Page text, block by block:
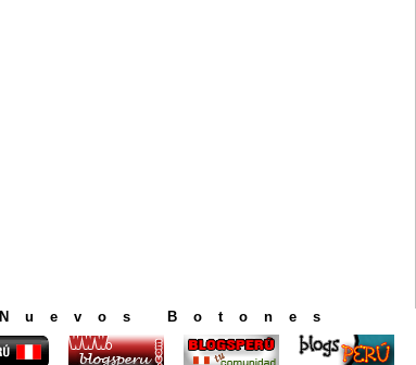
Nuevos Botones